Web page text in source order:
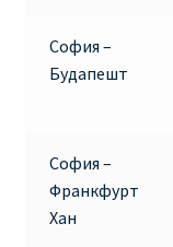
Акции RYANAIR из
Аликанте
Барселона
София –
Будапешт
София –
Франкфурт
Хан